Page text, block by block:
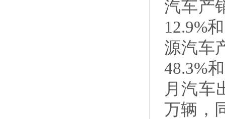
汽车产
12.9%
源汽车
48.3%
月汽车
万辆，